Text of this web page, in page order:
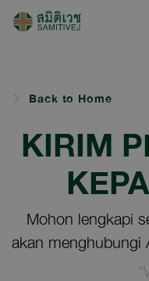
Back to Home
KIRIM
Mohon lengkapi
akan menghubungi